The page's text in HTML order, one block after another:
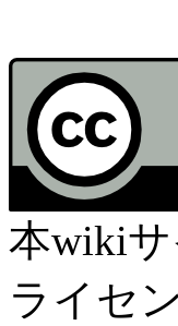
本wiki
ライセ